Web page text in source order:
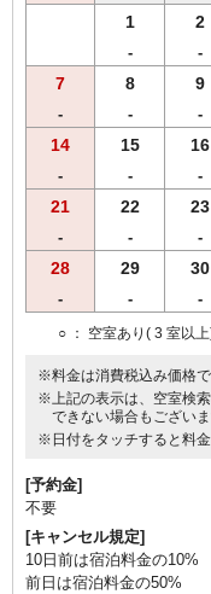
1
-
2
-
7
-
8
-
9
-
14
-
15
-
16
-
21
-
22
-
23
-
28
-
29
-
30
-
○ ： 空室あり( 3 室以
※料金は消費税込み価格で
※上記の表示は、空室検
できない場合もございま
※日付をタッチすると料金
[予約金]
不要
[キャンセル規定]
10日前は宿泊料金の10%
前日は宿泊料金の50%